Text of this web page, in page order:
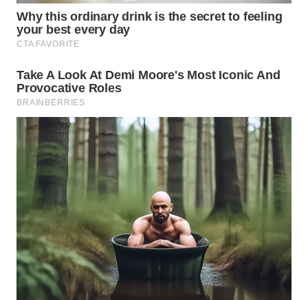
WN
TEBING
WN
PAKPAK
WN
KARAWANG
WN
BEKASI
WN
BOGOR
WN